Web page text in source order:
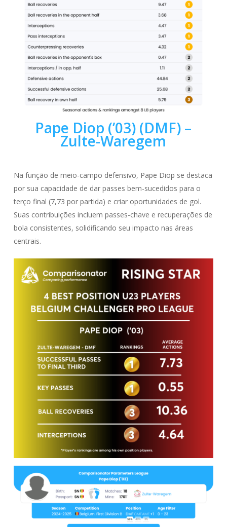
Pape Diop (’03) (DMF) –
Zulte-Waregem
Na função de meio-campo defensivo, Pape Diop se destaca
por sua capacidade de dar passes bem-sucedidos para o
terço final (7,73 por partida) e criar oportunidades de gol.
Suas contribuições incluem passes-chave e recuperações de
bola consistentes, solidificando seu impacto nas áreas
centrais.